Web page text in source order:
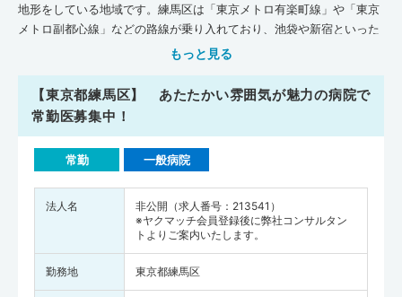
地形をしている地域です。練馬区は「東京メトロ有楽町線」や「東京
メトロ副都心線」などの路線が乗り入れており、池袋や新宿といった
繁華街へのアクセスがしやすいエリアとなっています。区内には「都
森林浴・釣りをはじめとするレジャーを楽しむ住民も多いです。ま
た、主要駅の練馬駅を中心に創作ダイニングなどの飲食店もそろって
いるので、仕事終わりには駅前で外食を楽しむのも良いでしょう。練
馬区は、一般診療所や総合病院が点在しています。「順天堂大学医学
部附属練馬病院」にはERも設置されており、24時間体制の救急診療
に対応しています。日本医師会が公表している『地域医療情報システ
ムJMAP』のデータによると、平成30年11月時点で、練馬区の医療機
関・介護施設数は、一般診療所が554軒、病院が20軒、歯科が483
が1,018軒でした。全国平均施設数(人口10万人あたり)と比べてみる
もっと見る
【東京都練馬区】 あたたかい雰囲気が魅力の病院で
常勤医募集中！
常勤 一般病院
法人名
非公開（求人番号：213541）
※ヤクマッチ会員登録後に弊社コンサルタン
トよりご案内いたします。
勤務地 東京都練馬区